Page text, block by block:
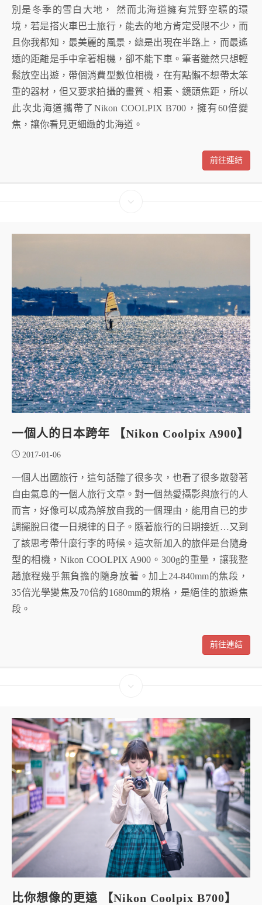
別是冬季的雪白大地， 然而北海道擁有荒野空曠的環
境，若是搭火車巴士旅行，能去的地方肯定受限不少，而
且你我都知，最美麗的風景，總是出現在半路上，而最遙
遠的距離是手中拿著相機，卻不能下車。筆者雖然只想輕
鬆放空出遊，帶個消費型數位相機，在有點懶不想帶太笨
重的器材，但又要求拍攝的畫質、相素、鏡頭焦距，所以
此次北海道攜帶了Nikon COOLPIX B700，擁有60倍變
焦，讓你看見更細緻的北海道。
前往連結
一個人的日本跨年 【Nikon Coolpix A900】
2017-01-06
一個人出國旅行，這句話聽了很多次，也看了很多散發著
自由氣息的一個人旅行文章。對一個熱愛攝影與旅行的人
而言，好像可以成為解放自我的一個理由，能用自已的步
調擺脫日復一日規律的日子。隨著旅行的日期接近…又到
了該思考帶什麼行李的時候。這次新加入的旅伴是台隨身
型的相機，Nikon COOLPIX A900。300g的重量，讓我整
趟旅程幾乎無負擔的隨身放著。加上24-840mm的焦段，
35倍光學變焦及70倍約1680mm的規格，是絕佳的旅遊焦
段。
前往連結
比你想像的更遠 【Nikon Coolpix B700】